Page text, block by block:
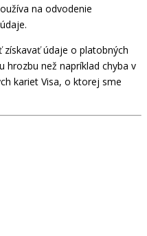
na odvodenie
údaje o platobných
hrozbu než napríklad chyba v
kariet Visa, o ktorej sme